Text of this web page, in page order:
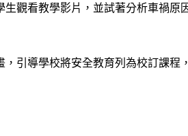
觀看教學影片，並試著分析車禍
引導學校將安全教育列為校訂課